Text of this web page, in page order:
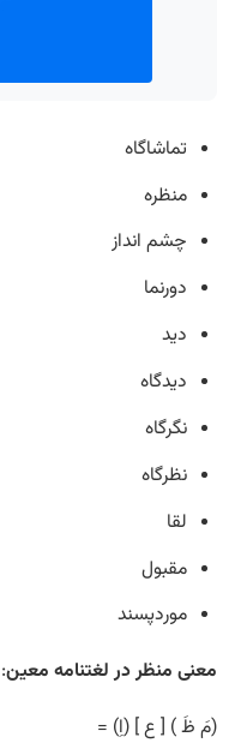
تماشاگاه
منظره
چشم انداز
دورنما
دید
دیدگاه
نگرگاه
نظرگاه
لقا
مقبول
موردپسند
معنی منظر در لغتنامه معین:
(مَ ظَ ) [ ع ] (اِ) =